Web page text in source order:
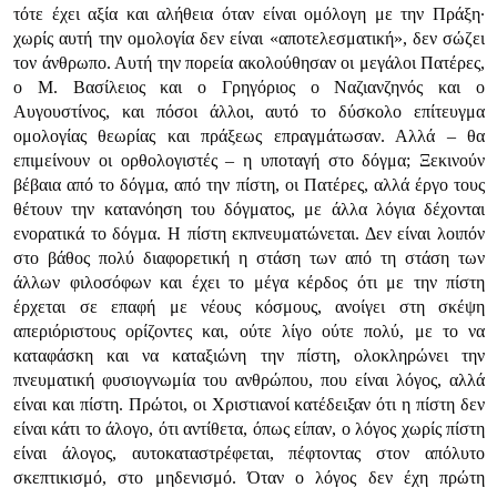
τότε έχει αξία και αλήθεια όταν είναι ομόλογη με την Πράξη·
χωρίς αυτή την ομολογία δεν είναι «αποτελεσματική», δεν σώζει
τον άνθρωπο. Αυτή την πορεία ακολούθησαν οι μεγάλοι Πατέρες,
ο Μ. Βασίλειος και ο Γρηγόριος ο Ναζιανζηνός και ο
Αυγουστίνος, και πόσοι άλλοι, αυτό το δύσκολο επίτευγμα
ομολογίας θεωρίας και πράξεως επραγμάτωσαν. Αλλά – θα
επιμείνουν οι ορθολογιστές – η υποταγή στο δόγμα; Ξεκινούν
βέβαια από το δόγμα, από την πίστη, οι Πατέρες, αλλά έργο τους
θέτουν την κατανόηση του δόγματος, με άλλα λόγια δέχονται
ενορατικά το δόγμα. Η πίστη εκπνευματώνεται. Δεν είναι λοιπόν
στο βάθος πολύ διαφορετική η στάση των από τη στάση των
άλλων φιλοσόφων και έχει το μέγα κέρδος ότι με την πίστη
έρχεται σε επαφή με νέους κόσμους, ανοίγει στη σκέψη
απεριόριστους ορίζοντες και, ούτε λίγο ούτε πολύ, με το να
καταφάσκη και να καταξιώνη την πίστη, ολοκληρώνει την
πνευματική φυσιογνωμία του ανθρώπου, που είναι λόγος, αλλά
είναι και πίστη. Πρώτοι, οι Χριστιανοί κατέδειξαν ότι η πίστη δεν
είναι κάτι το άλογο, ότι αντίθετα, όπως είπαν, ο λόγος χωρίς πίστη
είναι άλογος, αυτοκαταστρέφεται, πέφτοντας στον απόλυτο
σκεπτικισμό, στο μηδενισμό. Όταν ο λόγος δεν έχη πρώτη